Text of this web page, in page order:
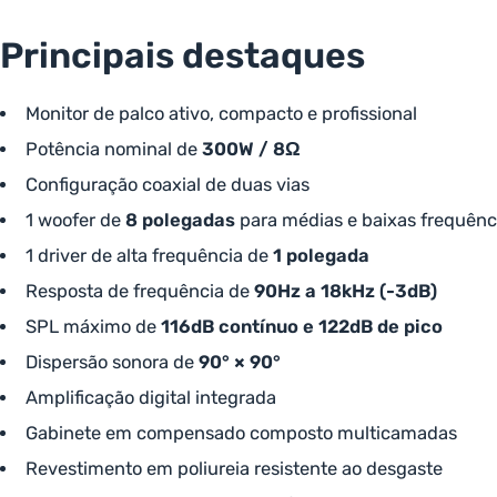
Principais destaques
Monitor de palco ativo, compacto e profissional
Potência nominal de 300W / 8Ω
Configuração coaxial de duas vias
1 woofer de 8 polegadaspara médias e baixas
1 driver de alta frequência de 1 polegada
Resposta de frequência de 90Hz a 18kHz (-3dB)
SPL máximo de 116dB contínuo e 122dB de pico
Dispersão sonora de 90° × 90°
Amplificação digital integrada
Gabinete em compensado composto multicamadas
Revestimento em poliureia resistente ao desgaste